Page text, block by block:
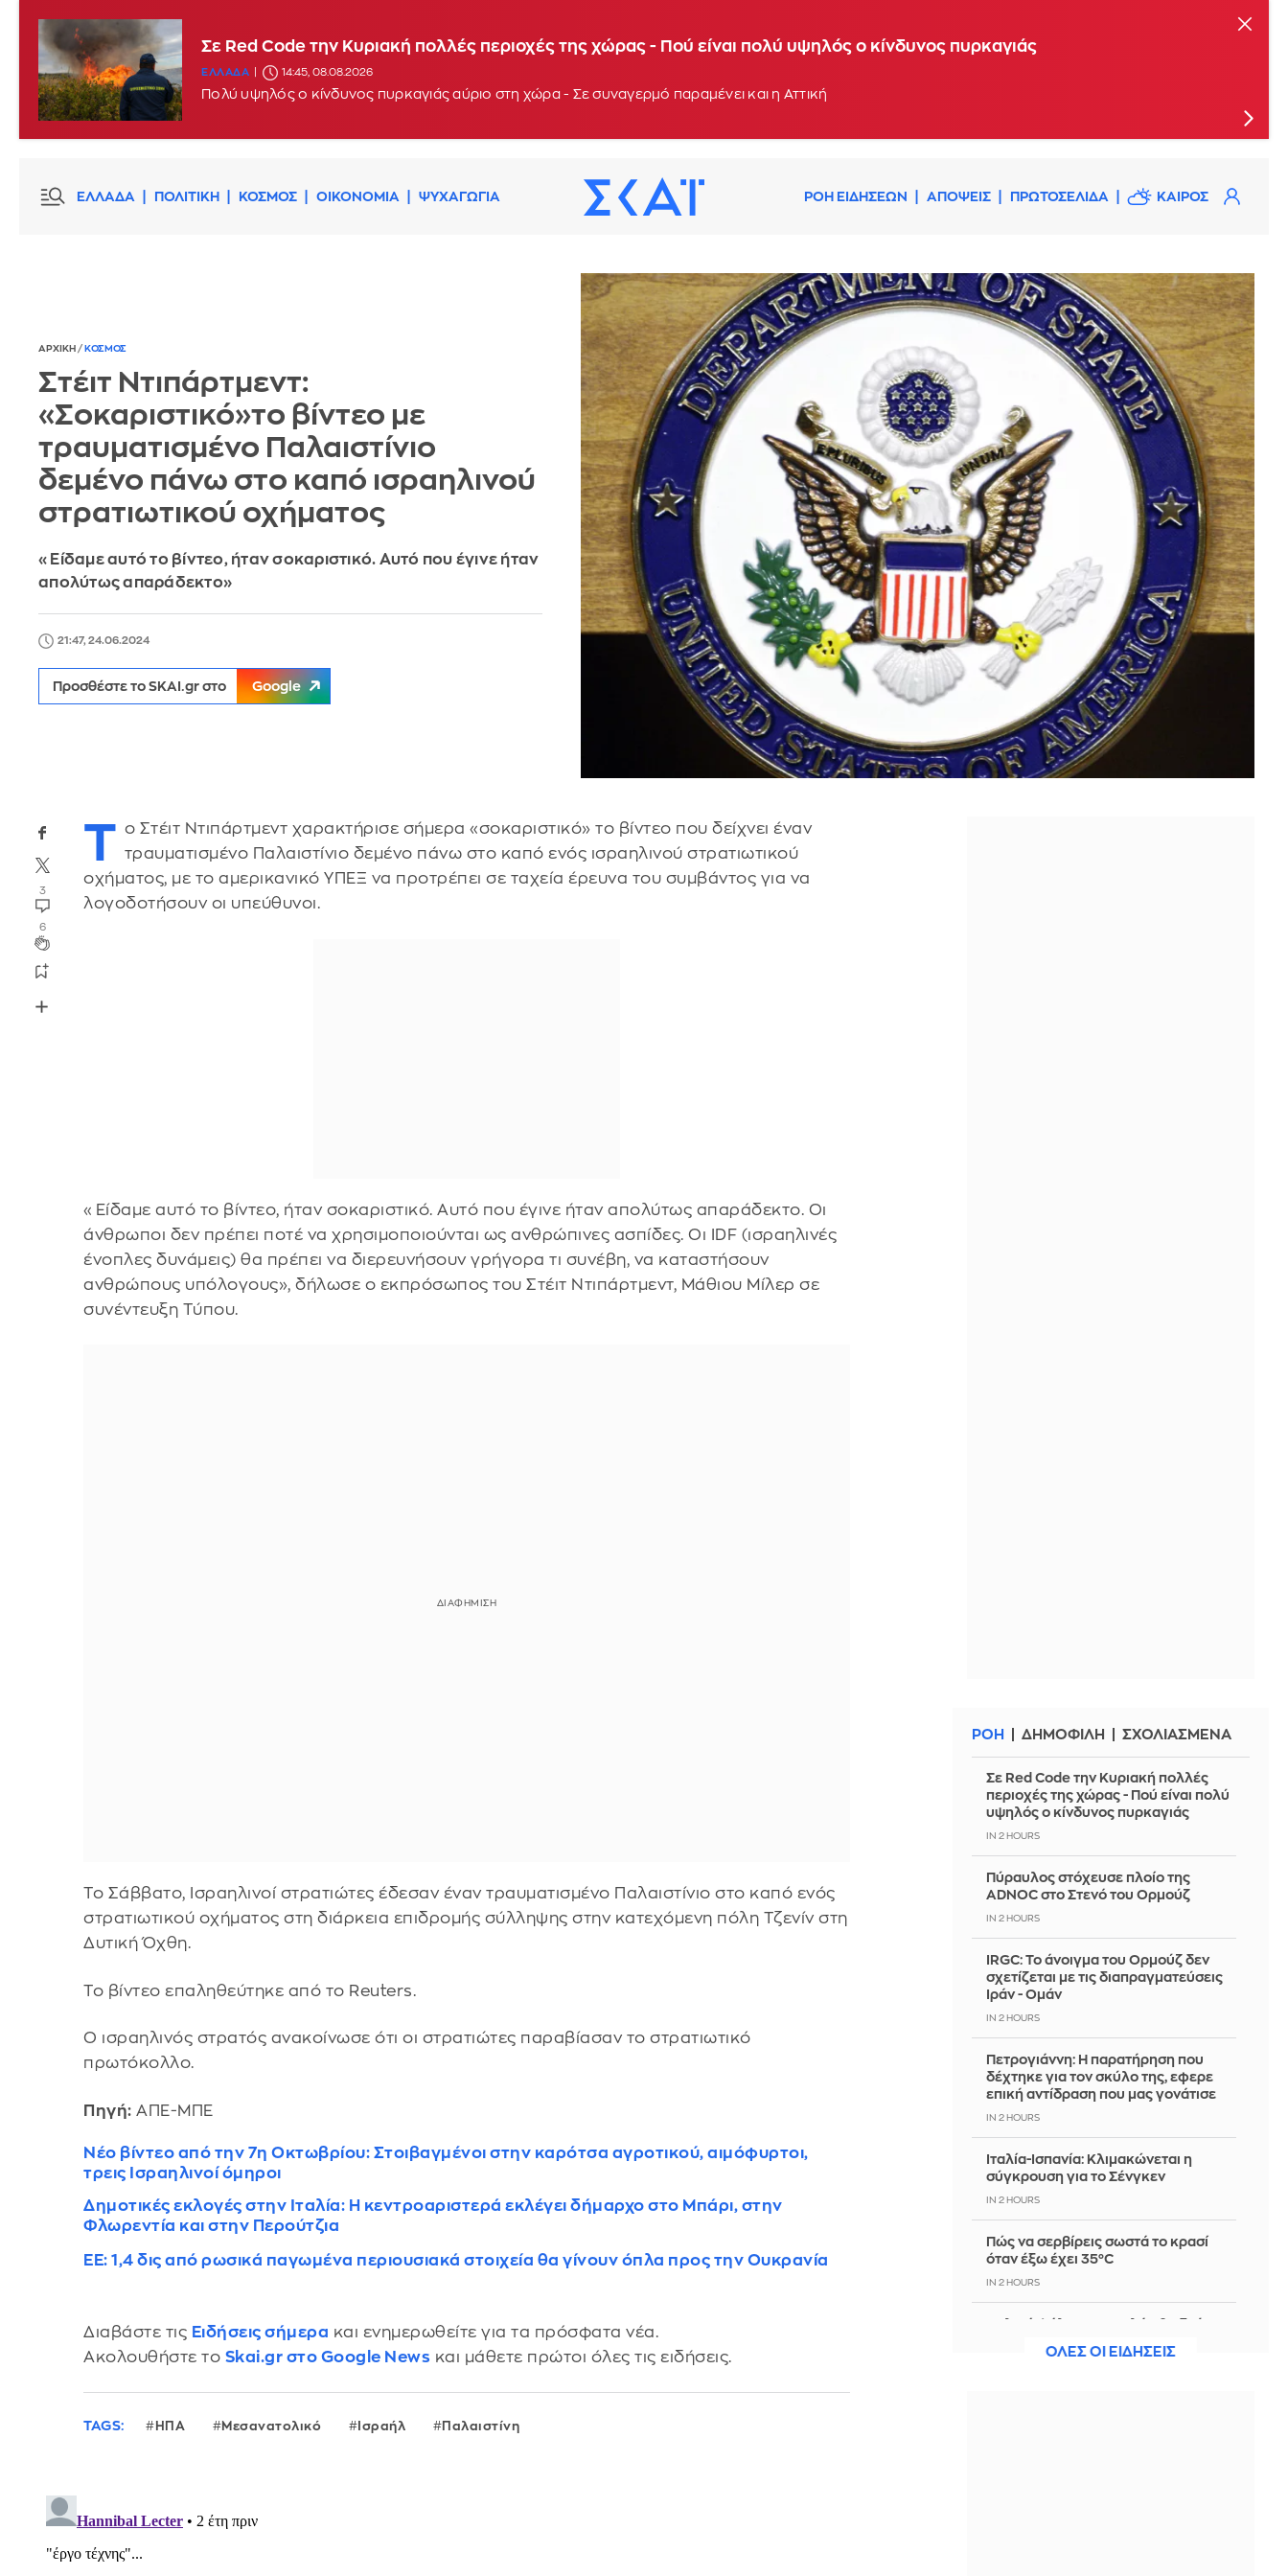
Σφοδροί άνεμοι και υψηλές θερμοκρασίες τις επόμενες ημέρες - Συνεδρίαση της Επιτροπής Εκτίμησης Κινδύνου
Σε Red Code την Κυριακή πολλές περιοχές της χώρας - Πού είναι πολύ υψηλός ο κίνδυνος πυρκαγιάς
ΕΛΛΑΔΑ 14:45, 08.08.2026
Πολύ υψηλός ο κίνδυνος πυρκαγιάς αύριο στη χώρα - Σε συναγερμό παραμένει και η Αττική
ΕΛΛΑΔΑ ΠΟΛΙΤΙΚΗ ΚΟΣΜΟΣ ΟΙΚΟΝΟΜΙΑ ΨΥΧΑΓΩΓΙΑ ΡΟΗ ΕΙΔΗΣΕΩΝ ΑΠΟΨΕΙΣ ΠΡΩΤΟΣΕΛΙΔΑ ΚΑΙΡΟΣ
ΑΡΧΙΚΗ / ΚΟΣΜΟΣ
Στέιτ Ντιπάρτμεντ:
«Σοκαριστικό»το βίντεο με
τραυματισμένο Παλαιστίνιο
δεμένο πάνω στο καπό ισραηλινού
στρατιωτικού οχήματος
«Είδαμε αυτό το βίντεο, ήταν σοκαριστικό. Αυτό που έγινε ήταν
απολύτως απαράδεκτο»
21:47, 24.06.2024
Προσθέστε το SKAI.gr στο Google
3
6
Τ ο Στέιτ Ντιπάρτμεντ χαρακτήρισε σήμερα «σοκαριστικό» το βίντεο που δείχνει έναν
τραυματισμένο Παλαιστίνιο δεμένο πάνω στο καπό ενός ισραηλινού στρατιωτικού
οχήματος, με το αμερικανικό ΥΠΕΞ να προτρέπει σε ταχεία έρευνα του συμβάντος για να
λογοδοτήσουν οι υπεύθυνοι.
«Είδαμε αυτό το βίντεο, ήταν σοκαριστικό. Αυτό που έγινε ήταν απολύτως απαράδεκτο. Οι
άνθρωποι δεν πρέπει ποτέ να χρησιμοποιούνται ως ανθρώπινες ασπίδες. Οι IDF (ισραηλινές
ένοπλες δυνάμεις) θα πρέπει να διερευνήσουν γρήγορα τι συνέβη, να καταστήσουν
ανθρώπους υπόλογους», δήλωσε ο εκπρόσωπος του Στέιτ Ντιπάρτμεντ, Μάθιου Μίλερ σε
συνέντευξη Τύπου.
Το Σάββατο, Ισραηλινοί στρατιώτες έδεσαν έναν τραυματισμένο Παλαιστίνιο στο καπό ενός
στρατιωτικού οχήματος στη διάρκεια επιδρομής σύλληψης στην κατεχόμενη πόλη Τζενίν στη
Δυτική Όχθη.
Το βίντεο επαληθεύτηκε από το Reuters.
Ο ισραηλινός στρατός ανακοίνωσε ότι οι στρατιώτες παραβίασαν το στρατιωτικό
πρωτόκολλο.
Πηγή: ΑΠΕ-ΜΠΕ
Νέο βίντεο από την 7η Οκτωβρίου: Στοιβαγμένοι στην καρότσα αγροτικού, αιμόφυρτοι,
τρεις Ισραηλινοί όμηροι
Δημοτικές εκλογές στην Ιταλία: H κεντροαριστερά εκλέγει δήμαρχο στο Μπάρι, στην
Φλωρεντία και στην Περούτζια
ΕΕ: 1,4 δις από ρωσικά παγωμένα περιουσιακά στοιχεία θα γίνουν όπλα προς την Ουκρανία
Διαβάστε τις Ειδήσεις σήμερα και ενημερωθείτε για τα πρόσφατα νέα.
Ακολουθήστε το Skai.gr στο Google News και μάθετε πρώτοι όλες τις ειδήσεις.
TAGS: ΗΠΑ Μεσανατολικό Ισραήλ Παλαιστίνη
ΡΟΗ ΔΗΜΟΦΙΛΗ ΣΧΟΛΙΑΣΜΕΝΑ
Σε Red Code την Κυριακή πολλές
περιοχές της χώρας - Πού είναι πολύ
υψηλός ο κίνδυνος πυρκαγιάς
IN 2 HOURS
Πύραυλος στόχευσε πλοίο της
ADNOC στο Στενό του Ορμούζ
IN 2 HOURS
IRGC: Το άνοιγμα του Ορμούζ δεν
σχετίζεται με τις διαπραγματεύσεις
Ιράν - Ομάν
IN 2 HOURS
Πετρογιάννη: Η παρατήρηση που
δέχτηκε για τον σκύλο της, εφερε
επική αντίδραση που μας γονάτισε
IN 2 HOURS
Ιταλία-Ισπανία: Κλιμακώνεται η
σύγκρουση για το Σένγκεν
IN 2 HOURS
Πώς να σερβίρεις σωστά το κρασί
όταν έξω έχει 35°C
IN 2 HOURS
ΟΛΕΣ ΟΙ ΕΙΔΗΣΕΙΣ